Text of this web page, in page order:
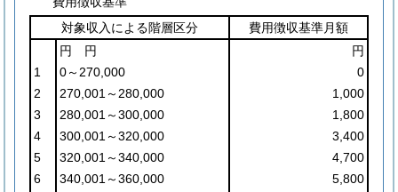
対象収入による階層区分
費用徴収基準月額
円 円
円
1
0～270,000
0
2
270,001～280,000
1,000
3
280,001～300,000
1,800
4
300,001～320,000
3,400
5
320,001～340,000
4,700
6
340,001～360,000
5,800